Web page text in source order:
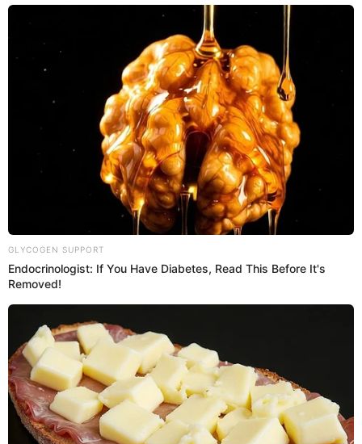
Prefiero a Buenazo en Google
Últimas Recetas
chinos fácil y rápido
Jugo especial peruano y fácil